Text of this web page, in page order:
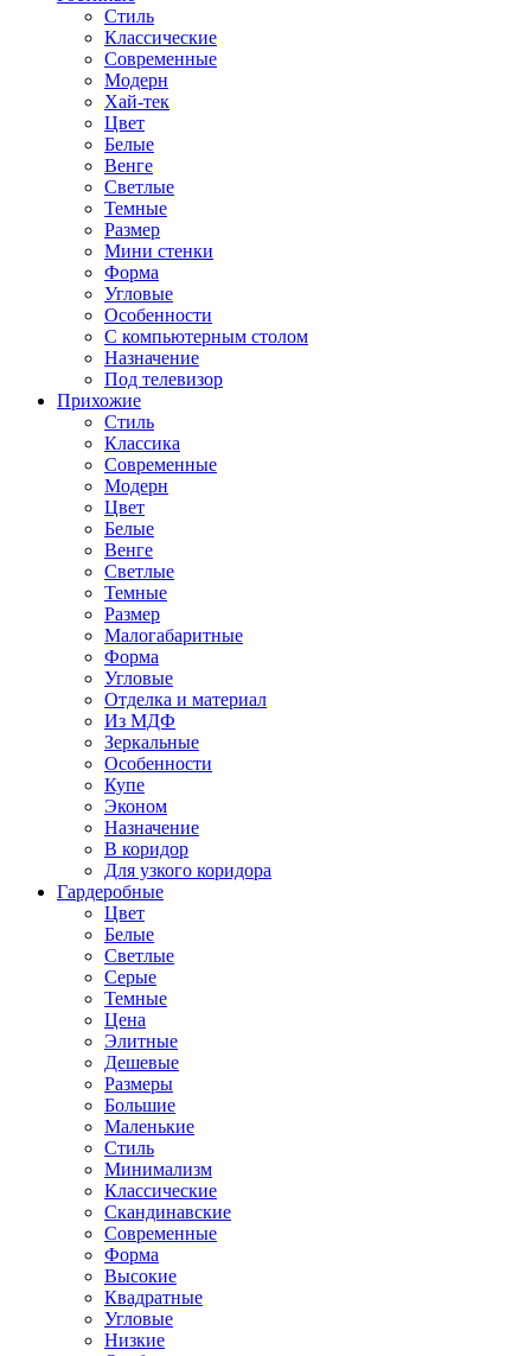
Стиль
Классические
Современные
Модерн
Хай-тек
Цвет
Белые
Венге
Светлые
Темные
Размер
Мини стенки
Форма
Угловые
Особенности
С компьютерным столом
Назначение
Под телевизор
Прихожие
Стиль
Классика
Современные
Модерн
Цвет
Белые
Венге
Светлые
Темные
Размер
Малогабаритные
Форма
Угловые
Отделка и материал
Из МДФ
Зеркальные
Особенности
Купе
Эконом
Назначение
В коридор
Для узкого коридора
Гардеробные
Цвет
Белые
Светлые
Серые
Темные
Цена
Элитные
Дешевые
Размеры
Большие
Маленькие
Стиль
Минимализм
Классические
Скандинавские
Современные
Форма
Высокие
Квадратные
Угловые
Низкие